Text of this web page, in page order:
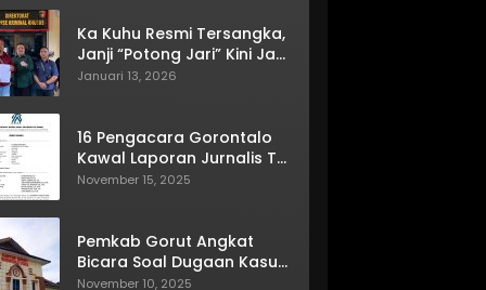
Ka Kuhu Resmi Tersangka,
Janji “Potong Jari” Kini Jadi
Bumerang
Januari 13, 2026
16 Pengacara Gorontalo
Kawal Laporan Jurnalis TV
One
November 15, 2025
Pemkab Gorut Angkat
Bicara Soal Dugaan Kasus
Asusila Oknum ASN
November 10, 2025